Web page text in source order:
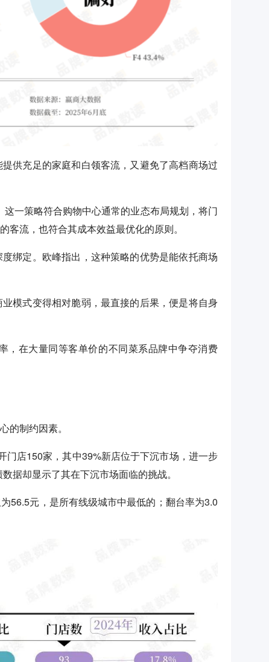
供充足的家庭和白领客流，又避免了高档商场过
一策略符合购物中心通常的业态布局规划，将门
流，也符合其成本效益最优化的原则。
绑定。欧峰指出，这种策略的优势是能依托商场
模式变得相对脆弱，最直接的后果，便是将自身
，在大量同等客单价的不同菜系品牌中争夺消费
的制约因素。
门店150家，其中39%新店位于下沉市场，进一步
据却显示了其在下沉市场面临的挑战。
56.5元，是所有线级城市中最低的；翻台率为3.0